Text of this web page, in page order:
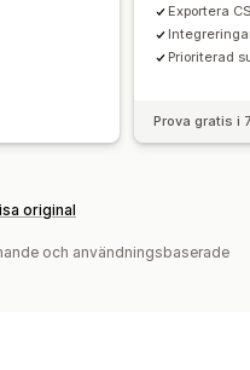
Exportera
Prioriterad
Prova gratis i
original
och användningsbaserade